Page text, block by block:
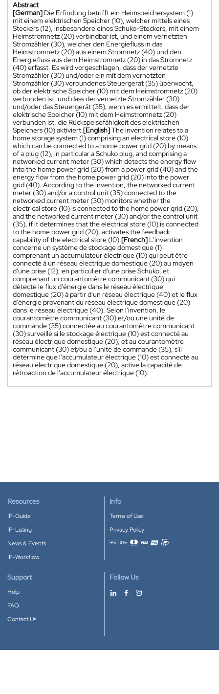
Abstract
[German] Die Erfindung betrifft ein Heimspeichersystem (1)
mit einem elektrischen Speicher (10), welcher mittels eines
Steckers (12), insbesondere eines Schuko-Steckers, mit einem
Heimstromnetz (20) verbindbar ist, und einem vernetzten
Stromzähler (30), welcher den Energiefluss in das
Heimstromnetz (20) aus einem Stromnetz (40) und den
Energiefluss aus dem Heimstromnetz (20) in das Stromnetz
(40) erfasst. Es wird vorgeschlagen, dass der vernetzte
Stromzähler (30) und/oder ein mit dem vernetzten
Stromzähler (30) verbundenes Steuergerät (35) überwacht,
ob der elektrische Speicher (10) mit dem Heimstromnetz (20)
verbunden ist, und dass der vernetzte Stromzähler (30)
und/oder das Steuergerät (35), wenn es ermittelt, dass der
elektrische Speicher (10) mit dem Heimstromnetz (20)
verbunden ist, die Rückspeisefähigkeit des elektrischen
Speichers (10) aktiviert.[English]The invention relates to a
home storage system (1) comprising an electrical store (10)
which can be connected to a home power grid (20) by means
of a plug (12), in particular a Schuko plug, and comprising a
networked current meter (30) which detects the energy flow
into the home power grid (20) from a power grid (40) and the
energy flow from the home power grid (20) into the power
grid (40). According to the invention, the networked current
meter (30) and/or a control unit (35) connected to the
networked current meter (30) monitors whether the
electrical store (10) is connected to the home power grid (20),
and the networked current meter (30) and/or the control unit
(35), if it determines that the electrical store (10) is connected
to the home power grid (20), activates the feedback
capability of the electrical store (10).[French] L'invention
concerne un système de stockage domestique (1)
comprenant un accumulateur électrique (10) qui peut être
connecté à un réseau électrique domestique (20) au moyen
d'une prise (12), en particulier d'une prise Schuko, et
comprenant un courantomètre communicant (30) qui
détecte le flux d'énergie dans le réseau électrique
domestique (20) à partir d'un réseau électrique (40) et le flux
d'énergie provenant du réseau électrique domestique (20)
dans le réseau électrique (40). Selon l'invention, le
courantomètre communicant (30) et/ou une unité de
commande (35) connectée au courantomètre communicant
(30) surveille si le stockage électrique (10) est connecté au
réseau électrique domestique (20), et au courantomètre
communicant (30) et/ou à l'unité de commande (35), s'il
détermine que l'accumulateur électrique (10) est connecté au
réseau électrique domestique (20), active la capacité de
rétroaction de l'accumulateur électrique (10).
Resources
IP-Guide
IP-Listing
News & Events
IP-Workflow
Info
Terms of Use
Privacy Policy
Accepted payment methods
Support
Help
FAQ
Contact Us
Follow Us